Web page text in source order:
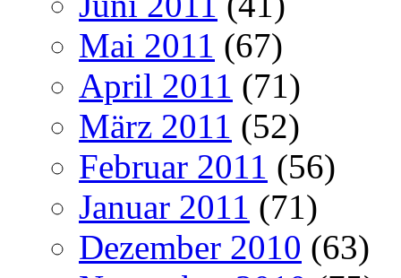
Mai 2011 (67)
April 2011 (71)
März 2011 (52)
Februar 2011 (56)
Januar 2011 (71)
Dezember 2010 (63)